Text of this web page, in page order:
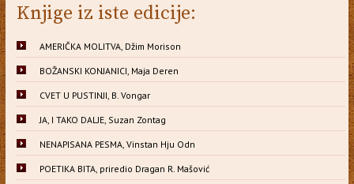
Knjige iz iste edicije:
AMERIČKA MOLITVA, Džim Morison
BOŽANSKI KONJANICI, Maja Deren
CVET U PUSTINJI, B. Vongar
JA, I TAKO DALJE, Suzan Zontag
NENAPISANA PESMA, Vinstan Hju Odn
POETIKA BITA, priredio Dragan R. Mašović